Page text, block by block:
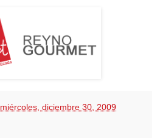
miércoles, diciembre 30, 2009